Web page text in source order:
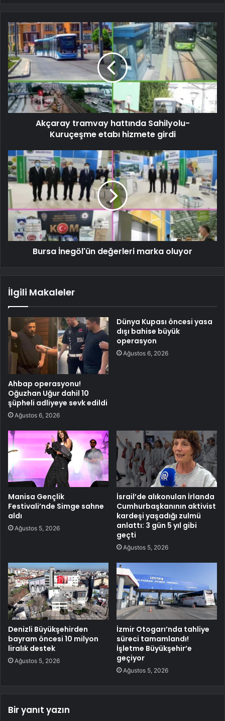
Akçaray tramvay hattında Sahilyolu-
Kuruçeşme etabı hizmete girdi
Bursa İnegöl'ün değerleri marka oluyor
İlgili Makaleler
Ahbap operasyonu!
Oğuzhan Uğur dahil 10
şüpheli adliyeye sevk edildi
Ağustos 6, 2026
Dünya Kupası öncesi yasa
dışı bahise büyük
operasyon
Ağustos 6, 2026
Manisa Gençlik
Festivali’nde Simge sahne
aldı
Ağustos 5, 2026
İsrail’de alıkonulan İrlanda
Cumhurbaşkanının aktivist
kardeşi yaşadığı zulmü
anlattı: 3 gün 5 yıl gibi
geçti
Ağustos 5, 2026
Denizli Büyükşehirden
bayram öncesi 10 milyon
liralık destek
Ağustos 5, 2026
İzmir Otogarı’nda tahliye
süreci tamamlandı!
İşletme Büyükşehir’e
geçiyor
Ağustos 5, 2026
Bir yanıt yazın